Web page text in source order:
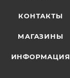
КОНТАКТЫ
МАГАЗИНЫ
ИНФОРМАЦИЯ